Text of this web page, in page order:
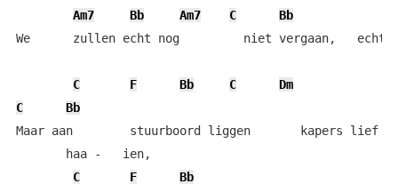
Am7
Bb Am7 C
Bb
We      zullen echt nog         niet vergaan,   echt
C F Bb C
Dm
C
Bb
Maar aan        stuurboord liggen       kapers lief
       haa -   ien,
C
F
Bb